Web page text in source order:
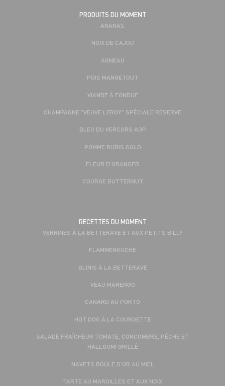
PRODUITS DU MOMENT
ANANAS
NOIX DE CAJOU
AGNEAU
POIS MANGETOUT
VIANDE À FONDUE
CHAMPAGNE "VEUVE LEROY" SPÉCIALE RÉSERVE
BLEU DU VERCORS AOP
POMME RUBIS GOLD
FLEUR D'ORANGER
COURGE BUTTERNUT
RECETTES DU MOMENT
VERRINES À LA BETTERAVE ET AUX PETITS BILLY
FLAMMENKUCHE
BLINIS À LA BETTERAVE
VEAU MARENGO
CANARD AU PORTO
HOT DOG À LA COURGETTE
SALADE FRAÎCHEUR TOMATE, CONCOMBRE, PÊCHE ET
HALLOUMI GRILLÉ
NAVETS BOULE D'OR AU MIEL
TARTE AU MAROILLES ET AUX NOIX